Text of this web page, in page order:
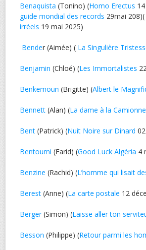
Benaquista (Tonino) (Homo Erectus
guide mondial des records 29mai 208)(
irréels 19 mai 2025)
Bender (Aimée) ( La Singulière
Benjamin (Chloé) (Les Immortalistes
Benkemoun (Brigitte) (Albert le
Bennett (Alan) (La dame à la
Bent (Patrick) (Nuit Noire sur Dinard
Bentoumi (Farid) (Good Luck Algéria 4
Benzine (Rachid) (L’homme qui lisait
Berest (Anne) (La carte postale 12
Berger(Simon) (Laisse aller ton
Besson (Philippe) (Retour parmi les